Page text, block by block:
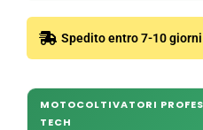
Spedito entro 7-10 giorni
MOTOCOLTIVATORI
TECH